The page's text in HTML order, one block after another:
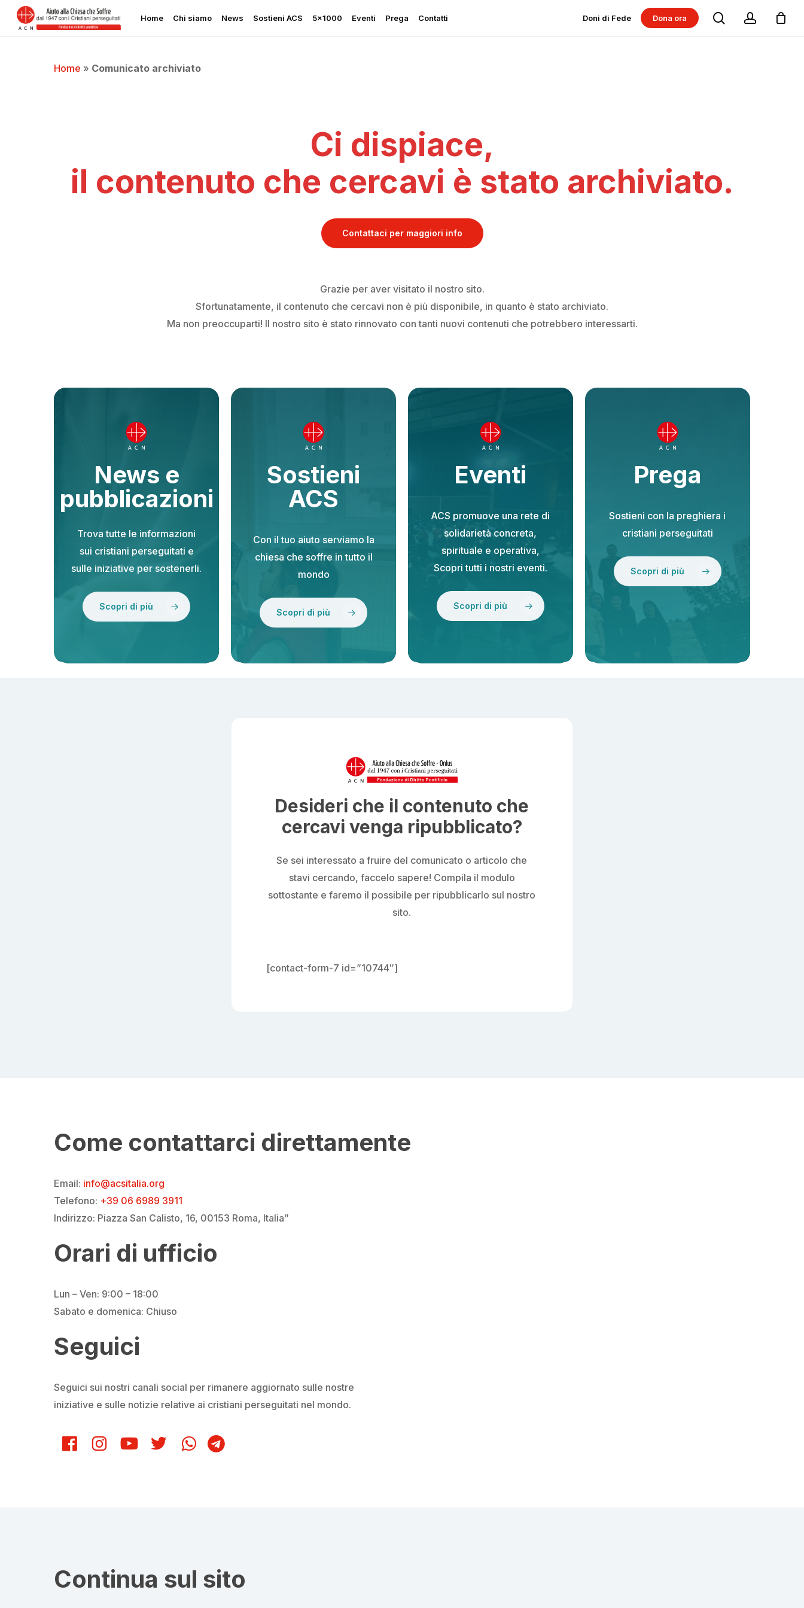
Skip
Home Chi siamo News
Rapporto sulla Libertà
Religiosa
Perseguitati più che mai
Ascolta le sue grida
Sostieni ACS 5×1000 Eventi Prega Contatti Doni di Fede Dona ora searchaccount
Home » Comunicato archiviato
Ci dispiace,
il contenuto che cercavi è stato archiviato.
Contattaci per maggiori info
Grazie per aver visitato il nostro sito.
Sfortunatamente, il contenuto che cercavi non è più disponibile, in quanto è stato archiviato.
Ma non preoccuparti! Il nostro sito è stato rinnovato con tanti nuovi contenuti che potrebbero interessarti.
News e
pubblicazioni
Trova tutte le informazioni
sui cristiani perseguitati e
sulle iniziative per sostenerli.
Scopri di più
Sostieni
ACS
Con il tuo aiuto serviamo la
chiesa che soffre in tutto il
mondo
Scopri di più
Eventi
ACS promuove una rete di
solidarietà concreta,
spirituale e operativa,
Scopri tutti i nostri eventi.
Scopri di più
Prega
Sostieni con la preghiera i
cristiani perseguitati
Scopri di più
Desideri che il contenuto che
cercavi venga ripubblicato?
Se sei interessato a fruire del comunicato o articolo che
stavi cercando, faccelo sapere! Compila il modulo
sottostante e faremo il possibile per ripubblicarlo sul nostro
sito.
[contact-form-7 id=”10744″]
Come contattarci direttamente
Email: info@acsitalia.org
Telefono: +39 06 6989 3911
Indirizzo: Piazza San Calisto, 16, 00153 Roma, Italia”
Orari di ufficio
Lun – Ven: 9:00 – 18:00
Sabato e domenica: Chiuso
Seguici
Seguici sui nostri canali social per rimanere aggiornato sulle nostre
iniziative e sulle notizie relative ai cristiani perseguitati nel mondo.
Continua sul sito